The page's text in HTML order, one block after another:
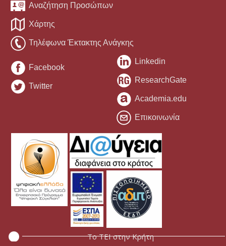
Αναζήτηση Προσώπων
Χάρτης
Τηλέφωνα Έκτακτης Ανάγκης
Facebook
Twitter
Linkedin
ResearchGate
Academia.edu
Επικοινωνία
Το ΤΕΙ στην Κρήτη